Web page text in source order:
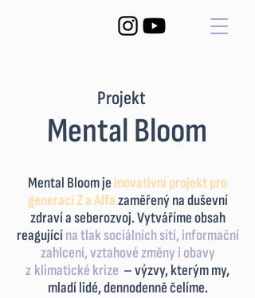
Mental Bloom
Projekt
Mental Bloom jeinovativní projekt pro
generaci Z a Alfazaměřený na duševní
zdraví a seberozvoj. Vytváříme obsah
reagujícína tlak sociálních sítí, informační
zahlcení, vztahové změny i obavy
z klimatické krize – výzvy, kterým my,
mladí lidé,dennodenně čelíme.